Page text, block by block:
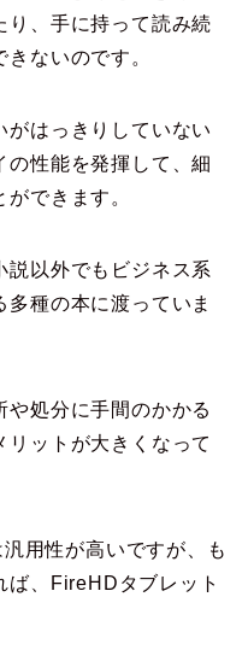
り、手に持って読み続
ないのです。
がはっきりしていない
の性能を発揮して、細
できます。
説以外でもビジネス系
種の本に渡っていま
や処分に手間のかかる
ットが大きくなって
用性が高いですが、も
ば、FireHDタブレット